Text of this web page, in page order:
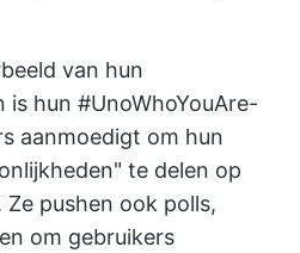
van hun
hun #UnoWhoYouAre-
aanmoedigt om hun
te delen op
pushen ook polls,
om gebruikers